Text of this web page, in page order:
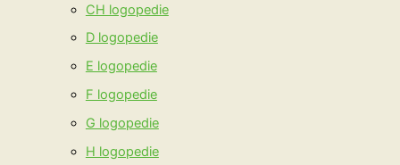
CH logopedie
D logopedie
E logopedie
F logopedie
G logopedie
H logopedie